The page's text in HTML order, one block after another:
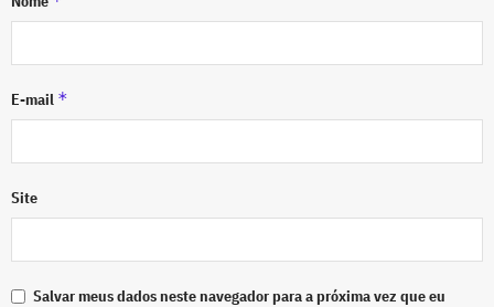
E-mail *
Site
Salvar meus dados neste navegador para a próxima vez que eu